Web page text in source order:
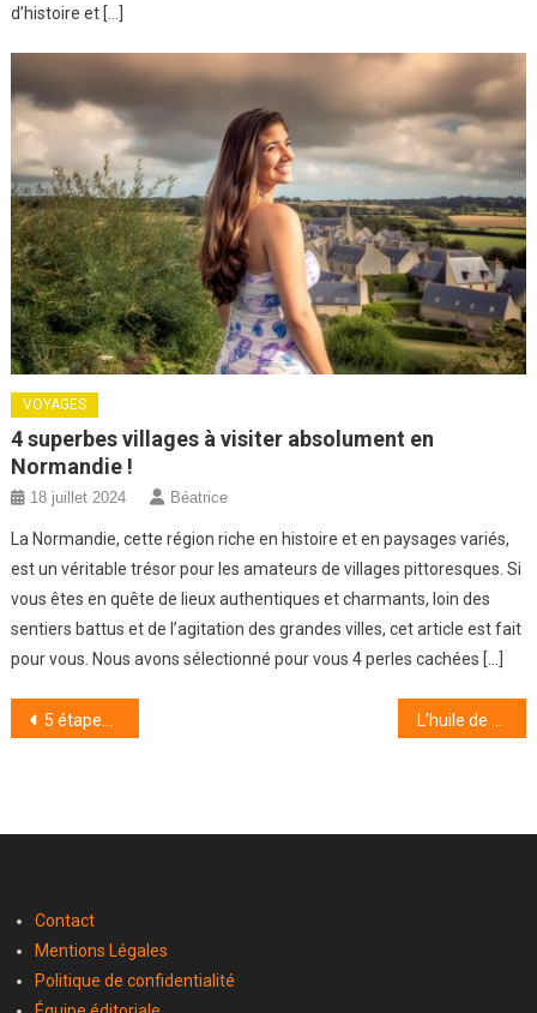
d’histoire et […]
VOYAGES
4 superbes villages à visiter absolument en
Normandie !
18 juillet 2024 Béatrice
La Normandie, cette région riche en histoire et en paysages variés,
est un véritable trésor pour les amateurs de villages pittoresques. Si
vous êtes en quête de lieux authentiques et charmants, loin des
sentiers battus et de l’agitation des grandes villes, cet article est fait
pour vous. Nous avons sélectionné pour vous 4 perles cachées […]
Navigation
5 étapes simples pour prendre soin de vos succulentes L’huile de Neem, la solution idéale pour protéger et soigner ses plantes
Contact
Mentions Légales
Politique de confidentialité